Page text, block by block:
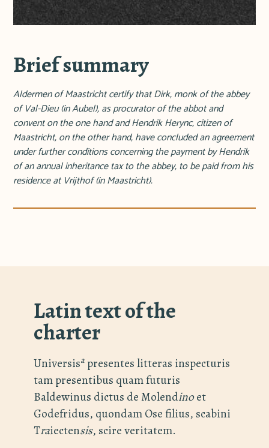
Brief summary
Aldermen of Maastricht certify that Dirk, monk of the abbey
of Val-Dieu (in Aubel), as procurator of the abbot and
convent on the one hand and Hendrik Herync, citizen of
Maastricht, on the other hand, have concluded an agreement
under further conditions concerning the payment by Hendrik
of an annual inheritance tax to the abbey, to be paid from his
residence at Vrijthof (in Maastricht).
Latin text of the
charter
Universisa presentes litteras inspecturis
tam presentibus quam futuris
Baldewinus dictus de Molendinoet
Godefridus, quondam Ose filius, scabini
Traiectensis, scire veritatem.